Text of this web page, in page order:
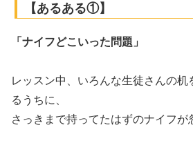
【あるある①】
「ナイフどこいった問題」
レッスン中、いろんな生徒さんの机
るうちに、
さっきまで持ってたはずのナイフが